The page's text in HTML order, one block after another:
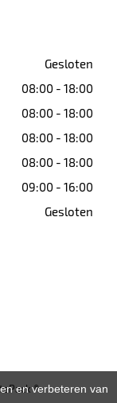
Gesloten
08:00 - 18:00
08:00 - 18:00
08:00 - 18:00
08:00 - 18:00
09:00 - 16:00
Gesloten
®
en verbeteren van